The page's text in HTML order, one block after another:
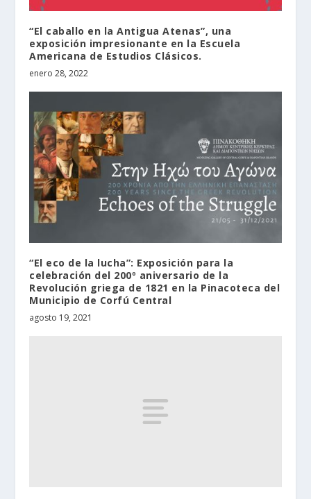
“El caballo en la Antigua Atenas”, una
exposición impresionante en la Escuela
Americana de Estudios Clásicos.
enero 28, 2022
“El eco de la lucha”: Exposición para la
celebración del 200º aniversario de la
Revolución griega de 1821 en la Pinacoteca del
Municipio de Corfú Central
agosto 19, 2021